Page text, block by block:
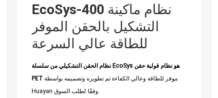
EcoSys-400 نظام ماكينة
التشكيل بالحقن الموفر
للطاقة عالي السرعة
نظام الحقن التشكيلي من سلسلة EcoSys هو نظام قولبة حقن
PETموفر للطاقة وعالي الكفاءة تم تطويره وتصميمه بواسطة
Huayan وفقًا لطلب السوق.